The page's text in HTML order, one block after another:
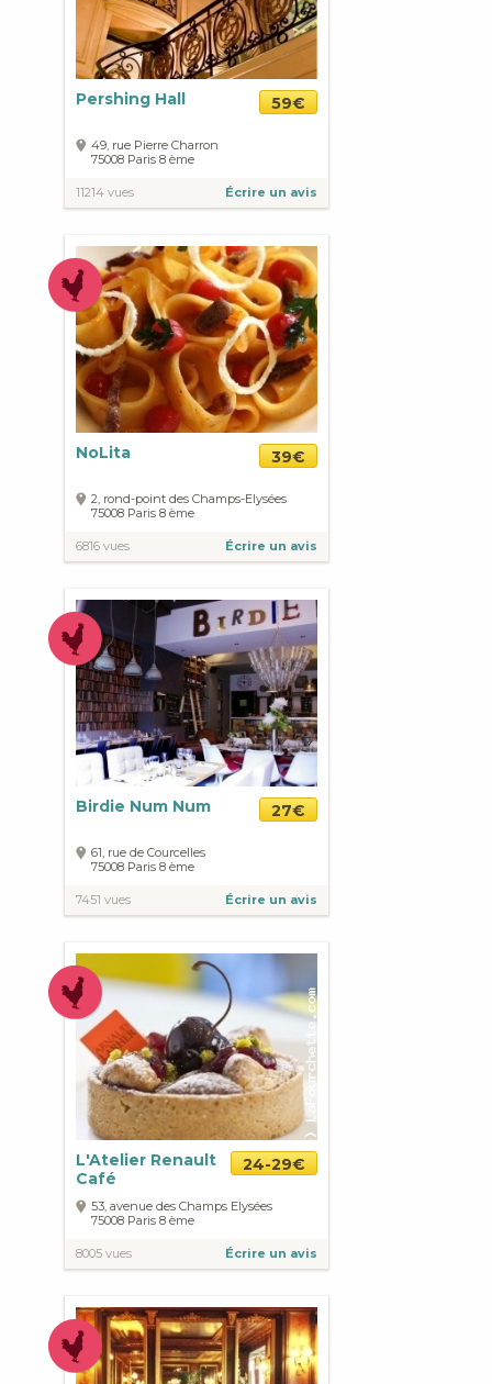
Pershing Hall 59€
49, rue Pierre Charron
75008 Paris 8 ème
11214 vues Écrire un avis
NoLita 39€
2, rond-point des Champs-Elysées
75008 Paris 8 ème
6816 vues Écrire un avis
Birdie Num Num 27€
61, rue de Courcelles
75008 Paris 8 ème
7451 vues Écrire un avis
L'Atelier Renault
Café
24-29€
53, avenue des Champs Elysées
75008 Paris 8 ème
8005 vues Écrire un avis